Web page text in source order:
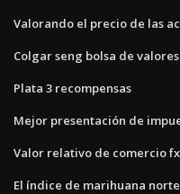
Valorando el precio de las
Colgar seng bolsa de
Plata 3 recompensas
Mejor presentación de
Valor relativo de comercio fx
El índice de marihuana